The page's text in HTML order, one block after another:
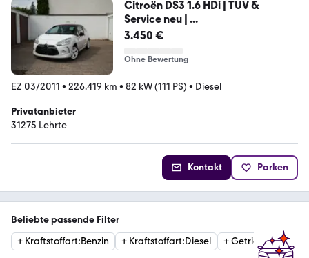
Citroën DS3 1.6 HDi | TÜV &
Service neu | ...
3.450 €
Ohne Bewertung
EZ 03/2011 • 226.419 km • 82 kW (111 PS) • Diesel
Privatanbieter
31275 Lehrte
Kontakt Parken
Beliebte passende Filter
+ Kraftstoffart:Benzin + Kraftstoffart:Diesel +Getriebe: